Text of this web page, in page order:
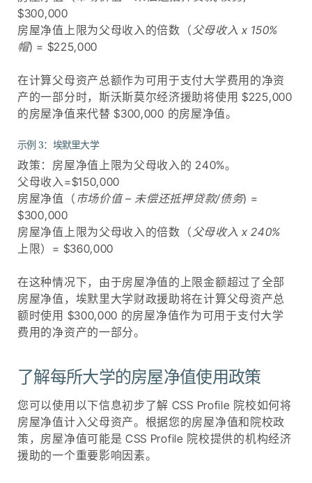
$300,000
房屋净值上限为父母收入的倍数（ 父母收入 x 150%
帽) = $225,000
在计算父母资产总额作为可用于支付大学费用的净资
产的一部分时，斯沃斯莫尔经济援助将使用 $225,000
的房屋净值来代替 $300,000 的房屋净值。
示例 3：埃默里大学
政策：房屋净值上限为父母收入的 240%。
父母收入=$150,000
房屋净值（ 市场价值 – 未偿还抵押贷款/债务) =
$300,000
房屋净值上限为父母收入的倍数（ 父母收入 x 240%
上限）= $360,000
在这种情况下，由于房屋净值的上限金额超过了全部
房屋净值，埃默里大学财政援助将在计算父母资产总
额时使用 $300,000 的房屋净值作为可用于支付大学
费用的净资产的一部分。
了解每所大学的房屋净值使用政策
您可以使用以下信息初步了解 CSS Profile 院校如何将
房屋净值计入父母资产。根据您的房屋净值和院校政
策，房屋净值可能是 CSS Profile 院校提供的机构经济
援助的一个重要影响因素。